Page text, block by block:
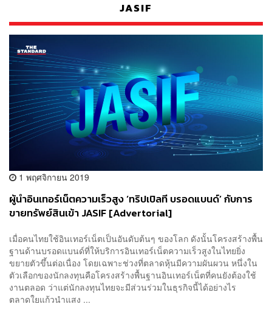
JASIF
1 พฤศจิกายน 2019
ผู้นำอินเทอร์เน็ตความเร็วสูง ‘ทริปเปิลที บรอดแบนด์’ กับการ
ขายทรัพย์สินเข้า JASIF [Advertorial]
เมื่อคนไทยใช้อินเทอร์เน็ตเป็นอันดับต้นๆ ของโลก ดังนั้นโครงสร้างพื้น
ฐานด้านบรอดแบนด์ที่ให้บริการอินเทอร์เน็ตความเร็วสูงในไทยยิ่ง
ขยายตัวขึ้นต่อเนื่อง โดยเฉพาะช่วงที่ตลาดหุ้นมีความผันผวน หนึ่งใน
ตัวเลือกของนักลงทุนคือโครงสร้างพื้นฐานอินเทอร์เน็ตที่คนยังต้องใช้
งานตลอด ว่าแต่นักลงทุนไทยจะมีส่วนร่วมในธุรกิจนี้ได้อย่างไร
ตลาดใยแก้วนำแสง ...